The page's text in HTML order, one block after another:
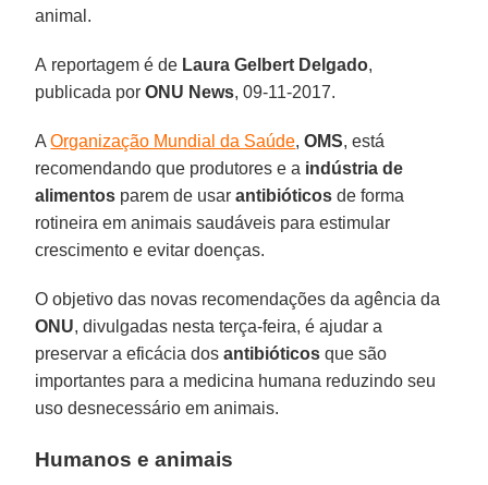
animal.
A reportagem é de Laura Gelbert Delgado,
publicada porONU News, 09-11-2017.
AOrganização Mundial da Saúde,OMS, está
recomendando que produtores e a indústria de
alimentos parem de usarantibióticos de forma
rotineira em animais saudáveis para estimular
crescimento e evitar doenças.
O objetivo das novas recomendações da agência da
ONU, divulgadas nesta terça-feira, é ajudar a
preservar a eficácia dosantibióticos que são
importantes para a medicina humana reduzindo seu
uso desnecessário em animais.
Humanos e animais